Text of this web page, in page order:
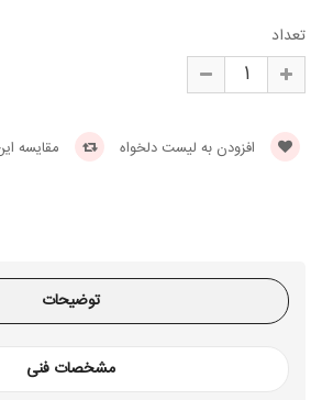
تعداد
افزودن به لیست دلخواه مقایسه
توضیحات
مشخصات فنی